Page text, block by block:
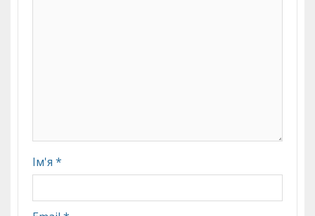
Ім'я *